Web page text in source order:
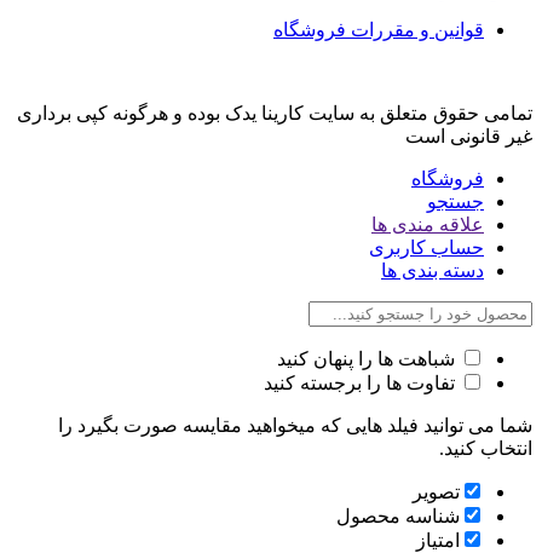
قوانین و مقررات فروشگاه
تمامی حقوق متعلق به سایت کارینا یدک بوده و هرگونه کپی برداری
غیر قانونی است
فروشگاه
جستجو
علاقه مندی ها
حساب کاربری
دسته بندی ها
شباهت ها را پنهان کنید
تفاوت ها را برجسته کنید
شما می توانید فیلد هایی که میخواهید مقایسه صورت بگیرد را
انتخاب کنید.
تصویر
شناسه محصول
امتیاز